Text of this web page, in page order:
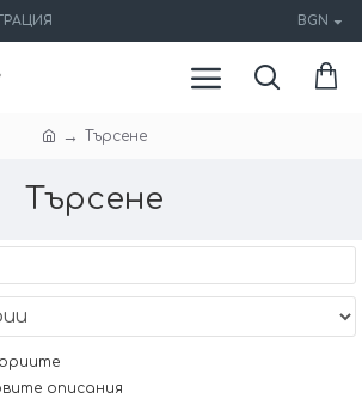
BGN
Търсене
Търсене
описания